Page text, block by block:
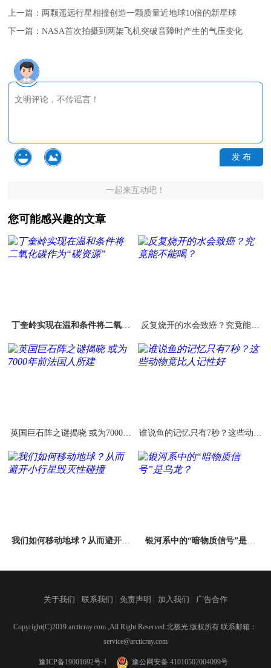
上一篇： 两颗遥远行星相撞创造一颗质量近地球10倍的新星球
下一篇：NASA首次拍摄到两架飞机突破音障时产生的气压变化
发 布
一起来互动吧！
您可能感兴趣的文章
丁奎岭实现在温和条件将二氧化
反复烧开的水会致癌？究竟能不
英国巨石阵之谜揭晓 或为7000年
谁说鱼的记忆只有7秒？这些动物
我们如何移动地球？从而避开小
银河系中的“暗物质信号”是乌
关于我们 联系我们 免责声明 加入我们 广告合作
Copyright(C)2019 arcticray.com ,All Right Reserved 北极光 版权所有 联系邮箱：
service@arcticray.com
豫ICP备19001692号-1 豫公网安备 41010502004099号